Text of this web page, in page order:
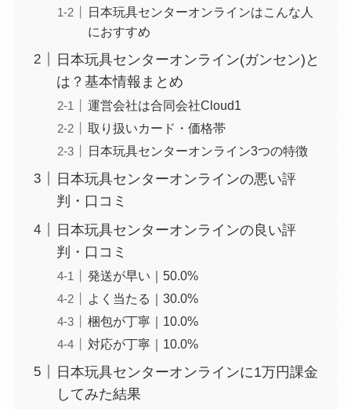
日本玩具センターオンラインはこんな人
におすすめ
日本玩具センターオンライン(ガンセン)と
は？基本情報まとめ
運営会社は合同会社Cloud1
取り扱いカード・価格帯
日本玩具センターオンライン3つの特徴
日本玩具センターオンラインの悪い評
判・口コミ
日本玩具センターオンラインの良い評
判・口コミ
発送が早い｜50.0%
よく当たる｜30.0%
梱包が丁寧｜10.0%
対応が丁寧｜10.0%
日本玩具センターオンラインに1万円課金
してみた結果